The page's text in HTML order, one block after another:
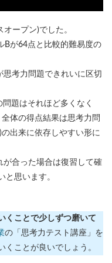
ープン)でした。
Bが64点と比較的難易度の
考力問題できれいに区切
題はそれほど多くなく
体の得点結果は思考力問
出来に依存しやすい形に
が合った場合は復習して確
と思います。
くことで少しずつ磨いて
の「思考力テスト講座」を
くことが良いでしょう。